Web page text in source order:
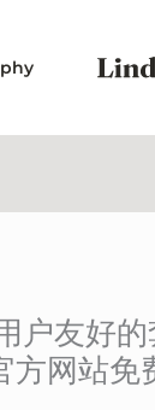
户友好
网站免